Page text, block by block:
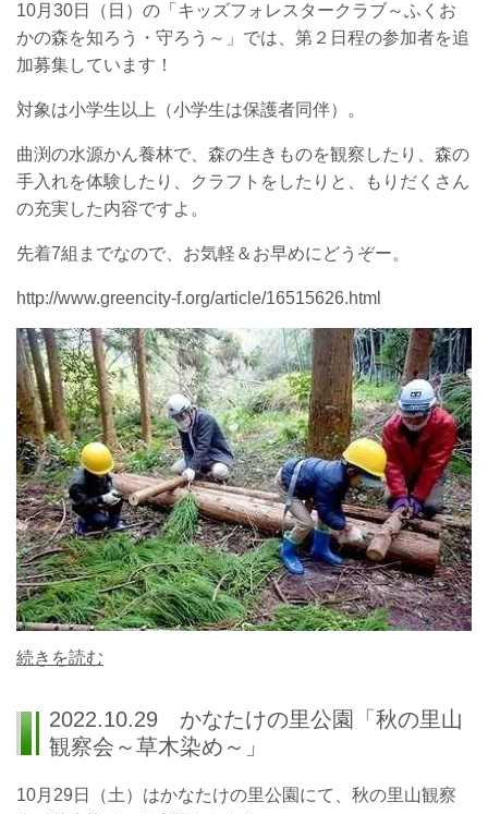
10月30日（日）の「キッズフォレスタークラブ～ふくお
かの森を知ろう・守ろう～」では、第２日程の参加者を追
加募集しています！
対象は小学生以上（小学生は保護者同伴）。
曲渕の水源かん養林で、森の生きものを観察したり、森の
手入れを体験したり、クラフトをしたりと、もりだくさん
の充実した内容ですよ。
先着7組までなので、お気軽＆お早めにどうぞー。
http://www.greencity-f.org/article/16515626.html
続きを読む
2022.10.29 かなたけの里公園「秋の里山
観察会～草木染め～」
10月29日（土）はかなたけの里公園にて、秋の里山観察